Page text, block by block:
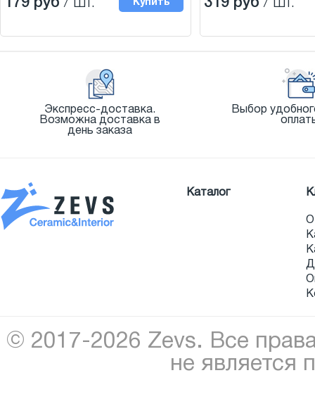
179 руб / шт. Купить 319 руб / шт.
Экспресс-доставка.
Возможна доставка в
день заказа
Выбор
Каталог
О
© 2017-2026 Zevs. Все
не является